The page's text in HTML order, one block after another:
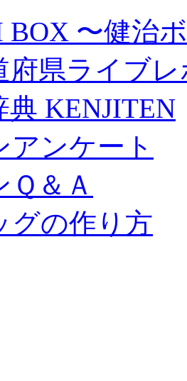
BOX 〜健治
府県ライブ
典 KENJITEN
アンケート
＆Ａ
グの作り方